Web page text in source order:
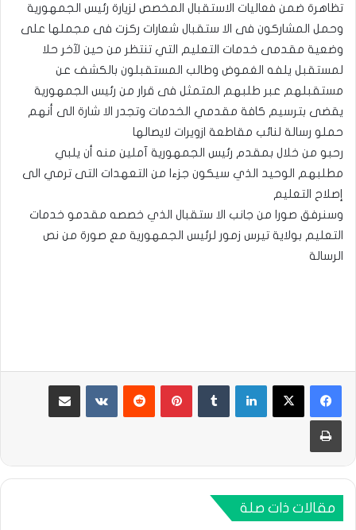
تظاهرة ضمن فعاليات الاستقبال المخصص لزيارة رئيس الجمهورية
وحمل المشاركون فى الا ستقبال شعارات ركزت فى مجملها على
وضعية مقدمى خدمات التعليم التي تنتظر من حين لآخر حلا
لمستقبل يلفه الغموض وطالب المستقبلون بالكشف عن
مستقبلهم عبر طلبهم المتمثل فى قرار من رئيس الجمهورية
يقضى بترسيم كافة مقدمي الخدمات وتجدر الا شارة الى أنهم
حملو رسالة لنائب مقاطعة ازويرات لايصالها
رحبو من خلال بمقدم رئيس الجمهورية آملين منه أن يلبي
مطلبهم الوحيد الذي سيكون جزءا من التعهدات التى ترمي الى
إصلاح التعليم
وسنرفق صورا من جانب الا ستقبال الذي خصصه مقدمو خدمات
التعليم بولاية تيرس زمور لرئيس الجمهورية مع صورة من نص
الرسالة
لينكدإن بينتيريست مشاركة عبر البريد
طباعة
مقالات ذات صلة